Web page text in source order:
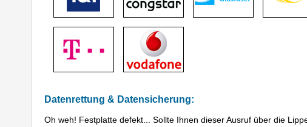
Datenrettung & Datensicherung:
Oh weh! Festplatte defekt... Sollte Ihnen dieser Ausruf über die